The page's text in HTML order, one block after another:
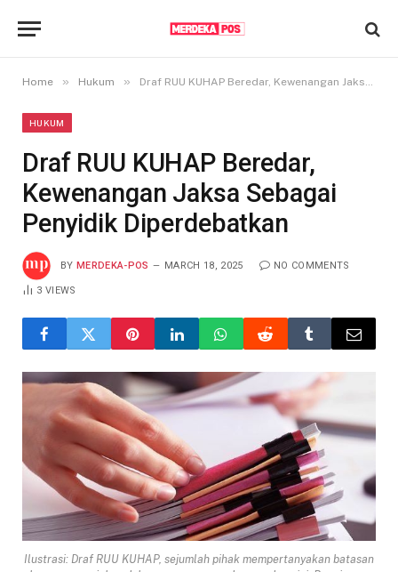
Home » Hukum » Draf RUU KUHAP Beredar, Kewenangan Jaksa Sebagai Penyidik Diperdebatkan
HUKUM
Draf RUU KUHAP Beredar,
Kewenangan Jaksa Sebagai
Penyidik Diperdebatkan
BY MERDEKA-POS MARCH 18, 2025 NO COMMENTS
3VIEWS
Ilustrasi: Draf RUU KUHAP, sejumlah pihak mempertanyakan batasan